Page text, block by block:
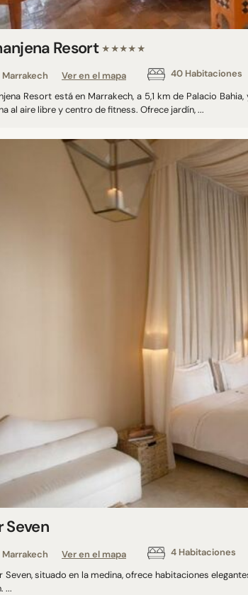
Resort ★★★★★
Marrakech Ver en el mapa 40 Habitaciones
Resort está en Marrakech, a 5,1 km de Palacio
al aire libre y centro de fitness. Ofrece jardín, ...
Seven
Marrakech Ver en el mapa 4 Habitaciones
Seven, situado en la medina, ofrece habitaciones
...